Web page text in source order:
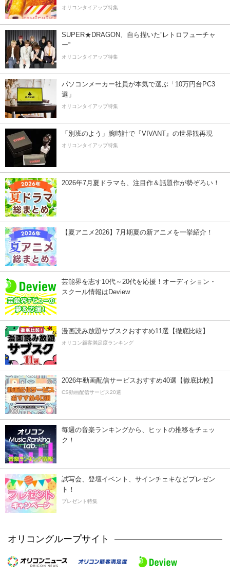
オリコンタイアップ特集
SUPER★DRAGON、自ら描いた”レトロフューチャ
ー”
オリコンタイアップ特集
パソコンメーカー社員が本気で選ぶ「10万円台PC3
選」
オリコンタイアップ特集
「別班のよう」腕時計で『VIVANT』の世界観再現
オリコンタイアップ特集
2026年7月夏ドラマも、注目作＆話題作が勢ぞろい！
【夏アニメ2026】7月期夏の新アニメを一挙紹介！
芸能界を志す10代～20代を応援！オーディション・
スクール情報はDeview
漫画読み放題サブスクおすすめ11選【徹底比較】
オリコン顧客満足度ランキング
2026年動画配信サービスおすすめ40選【徹底比較】
CS動画配信サービス20選
毎週の音楽ランキングから、ヒットの推移をチェッ
ク！
試写会、登壇イベント、サインチェキなどプレゼン
ト！
プレゼント特集
オリコングループサイト